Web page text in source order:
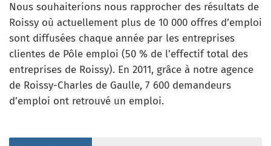
Nous souhaiterions nous rapprocher des résultats de
Roissy où actuellement plus de 10 000 offres d’emploi
sont diffusées chaque année par les entreprises
clientes de Pôle emploi (50 % de l’effectif total des
entreprises de Roissy). En 2011, grâce à notre agence
de Roissy-Charles de Gaulle, 7 600 demandeurs
d’emploi ont retrouvé un emploi.